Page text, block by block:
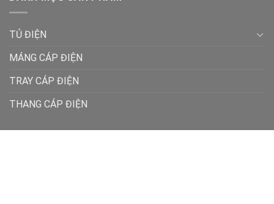
TỦ ĐIỆN
MÁNG CÁP ĐIỆN
TRAY CÁP ĐIỆN
THANG CÁP ĐIỆN